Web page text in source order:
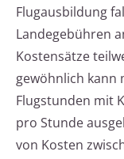
Flugausbildung
Landegebühren
Kostensätze
gewöhnlich kann
Flugstunden mit
pro Stunde
von Kosten